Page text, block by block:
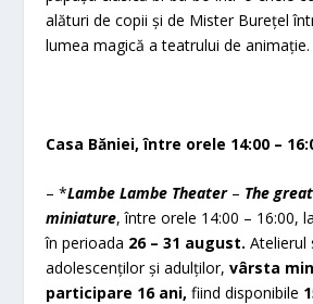
alături de copii și de Mister Burețel
lumea magică a teatrului de animație.
Casa Băniei, între orele 14:00 –
– *Lambe Lambe Theater– The
miniature, între orele 14:00 – 16:00,
în perioada 26 – 31 august. Atelierul
adolescenților și adulților,vârsta
participare 16 ani,fiind disponibile